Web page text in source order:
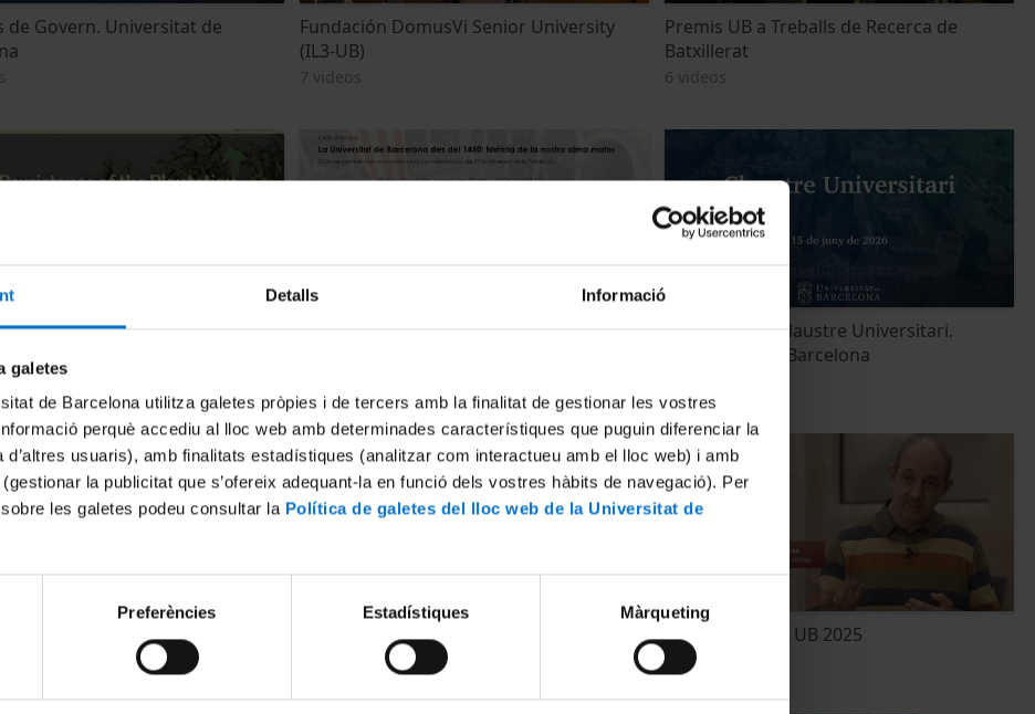
Detalls Informació
galetes
de Barcelona utilitza galetes pròpies i de tercers amb la finalitat de gestionar les vostres
perquè accediu al lloc web amb determinades característiques que puguin diferenciar la
d’altres usuaris), amb finalitats estadístiques (analitzar com interactueu amb el lloc web) i amb
la publicitat que s’ofereix adequant-la en funció dels vostres hàbits de navegació). Per
les galetes podeu consultar la Política de galetes del lloc web de la Universitat de
Preferències Estadístiques Màrqueting
de Govern. Universitat de
Fundación DomusVi Senior University
(IL3-UB)
7 videos
Premis UB a Treballs de Recerca de
Batxillerat
6 videos
Racial Capitalism, Borders and
La Universitat de Barcelona des del 1450:
Reunions del Claustre Universitari.
Universitat de Barcelona
UB Diàlegs sobre la llengua Cafès científics UB 2025
17 videos